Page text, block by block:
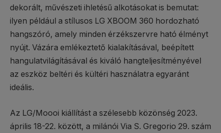
dekorált, művészeti ihletésű alkotásokat is bemutat:
ilyen például a stílusos LG XBOOM 360 hordozható
hangszóró, amely minden érzékszervre ható élményt
nyújt. Vázára emlékeztető kialakításával, beépített
hangulatvilágításával és kiváló hangteljesítményével
az eszköz beltéri és kültéri használatra egyaránt
ideális.
Az LG/Moooi kiállítást a szélesebb közönség 2023.
április 18-22. között, a milánói Via S. Gregorio 29. szám